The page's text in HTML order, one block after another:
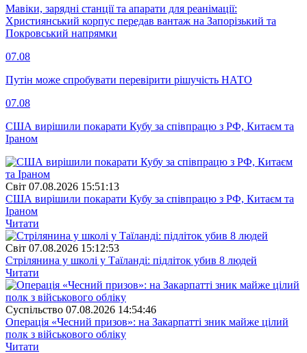
Мавіки, зарядні станції та апарати для реанімації:
Християнський корпус передав вантаж на Запорізький та
Покровський напрямки
07.08
Путін може спробувати перевірити рішучість НАТО
07.08
США вирішили покарати Кубу за співпрацю з РФ, Китаєм та
Іраном
Свiт 07.08.2026 15:51:13
США вирішили покарати Кубу за співпрацю з РФ, Китаєм та
Іраном
Читати
Свiт 07.08.2026 15:12:53
Стрілянина у школі у Таїланді: підліток убив 8 людей
Читати
Суспiльство 07.08.2026 14:54:46
Операція «Чесний призов»: на Закарпатті зник майже цілий
полк з військового обліку
Читати